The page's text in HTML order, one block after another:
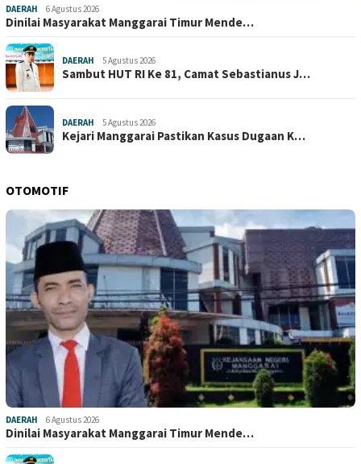
DAERAH 6 Agustus 2026
Dinilai Masyarakat Manggarai Timur Mende…
DAERAH 5 Agustus 2026
Sambut HUT RI Ke 81, Camat Sebastianus J…
DAERAH 5 Agustus 2026
Kejari Manggarai Pastikan Kasus Dugaan K…
OTOMOTIF
DAERAH 6 Agustus 2026
Dinilai Masyarakat Manggarai Timur Mende…